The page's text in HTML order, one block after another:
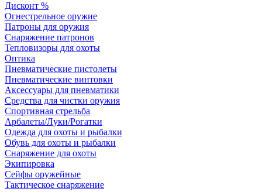
Дисконт %
Огнестрельное оружие
Патроны для оружия
Снаряжение патронов
Тепловизоры для охоты
Оптика
Пневматические пистолеты
Пневматические винтовки
Аксессуары для пневматики
Средства для чистки оружия
Спортивная стрельба
Арбалеты/Луки/Рогатки
Одежда для охоты и рыбалки
Обувь для охоты и рыбалки
Снаряжение для охоты
Экипировка
Сейфы оружейные
Тактическое снаряжение